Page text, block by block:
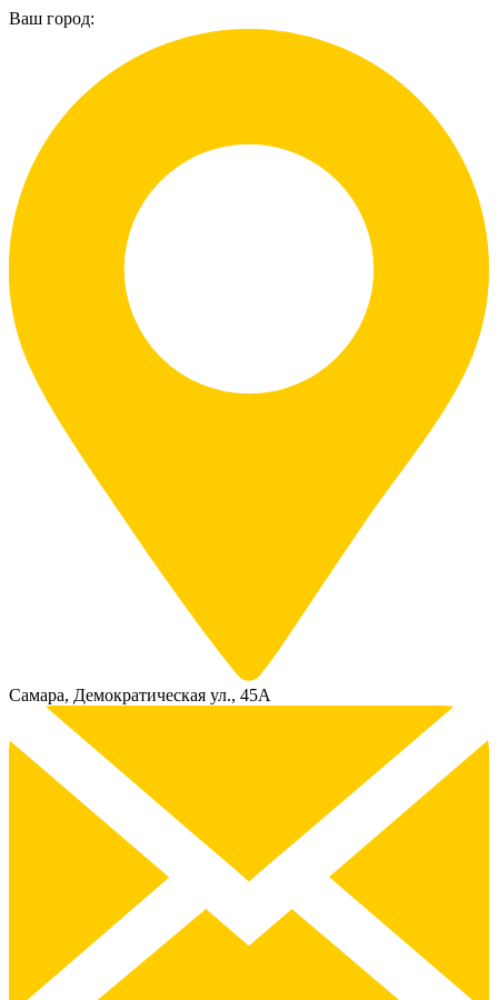
Ваш город:
Самара, Демократическая ул., 45А